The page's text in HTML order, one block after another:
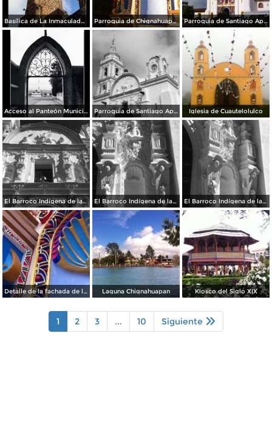
Basílica de La Inmaculada Concepción. Parroquia de Chignahuapan. Parroquia de Santiago Apóstol
Acceso al Panteón Municipal Parroquia de Santiago Apóstol. Zócalo de la ciudad. Iglesia de Cuautelolulco
El Barroco Indígena de la Parroquia El Barroco Indígena de la Parroquia de Chignahuapan. El Barroco Indígena de la Parrroquia de Chignahuapan.
Detalle de la fachada de la Parroquia de Chignahuapan Laguna Chignahuapan Kiosco del Siglo XIX
1 2 3 ... 10 Siguiente